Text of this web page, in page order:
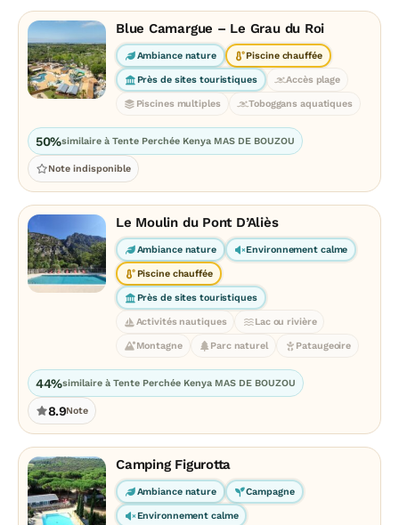
Blue Camargue – Le Grau du Roi
Ambiance nature Piscine chauffée
Près de sites touristiques Accès plage
Piscines multiples Toboggans aquatiques
50%similaire à Tente Perchée Kenya MAS DE BOUZOU
Note indisponible
Le Moulin du Pont D’Aliès
Ambiance nature Environnement calme
Piscine chauffée
Près de sites touristiques
Activités nautiques Lac ou rivière
Montagne Parc naturel Pataugeoire
44%similaire à Tente Perchée Kenya MAS DE BOUZOU
8.9Note
Camping Figurotta
Ambiance nature Campagne
Environnement calme